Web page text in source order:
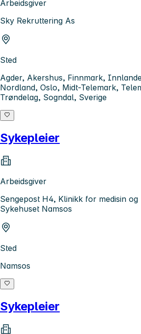
Arbeidsgiver
Sky Rekruttering As
Sted
Agder, Akershus, Finnmark,
Nordland, Oslo, Midt-Telemark,
Trøndelag, Sogndal, Sverige
Sykepleier
Arbeidsgiver
Sengepost H4, Klinikk for medisin
Sykehuset Namsos
Sted
Namsos
Sykepleier